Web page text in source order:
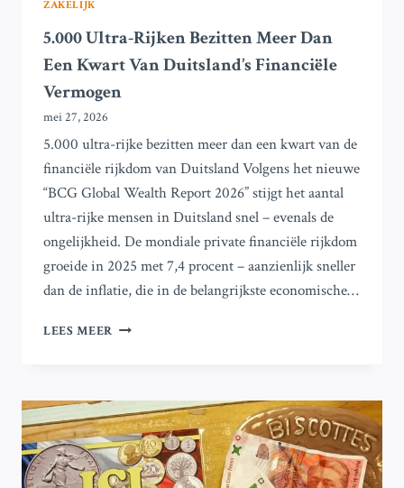
ZAKELIJK
5.000 Ultra-Rijken Bezitten Meer Dan
Een Kwart Van Duitsland’s Financiële
Vermogen
mei 27, 2026
5.000 ultra-rijke bezitten meer dan een kwart van de
financiële rijkdom van Duitsland Volgens het nieuwe
“BCG Global Wealth Report 2026” stijgt het aantal
ultra-rijke mensen in Duitsland snel – evenals de
ongelijkheid. De mondiale private financiële rijkdom
groeide in 2025 met 7,4 procent – aanzienlijk sneller
dan de inflatie, die in de belangrijkste economische…
LEES MEER 5.000
MEER
DAN
EEN
KWART
VAN